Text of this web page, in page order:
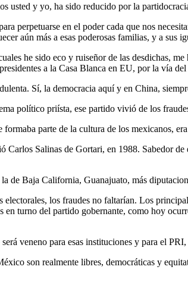
usted y yo, ha sido reducido por la
perpetuarse en el poder cada que nos
aún más a esas poderosas familias, y a sus
he sido eco y ruiseñor de las desdichas,
a la Casa Blanca en EU, por la vía
Sí, la democracia aquí y en China,
político priísta, ese partido vivió de los
parte de la cultura de los mexicanos,
Salinas de Gortari, en 1988. Sabedor
de Baja California, Guanajuato, más
electorales, los fraudes no faltarían. Los
en turno del partido gobernante, como hoy
veneno para esas instituciones y para el
son realmente libres, democráticas y